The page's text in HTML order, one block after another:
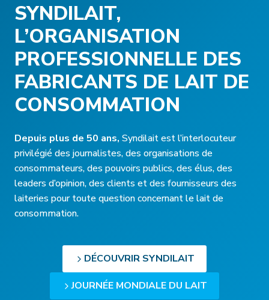
SYNDILAIT,
L’ORGANISATION
PROFESSIONNELLE DES
FABRICANTS DE LAIT DE
CONSOMMATION
Depuis plus de 50 ans, Syndilait est l’interlocuteur
privilégié des journalistes, des organisations de
consommateurs, des pouvoirs publics, des élus, des
leaders d’opinion, des clients et des fournisseurs des
laiteries pour toute question concernant le lait de
consommation.
DÉCOUVRIR SYNDILAIT
JOURNÉE MONDIALE DU LAIT